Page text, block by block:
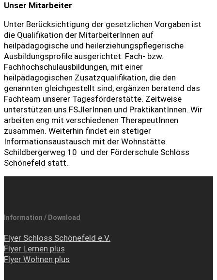
Unser Mitarbeiter
Unter Berücksichtigung der gesetzlichen Vorgaben ist
die Qualifikation der MitarbeiterInnen auf
heilpädagogische und heilerziehungspflegerische
Ausbildungsprofile ausgerichtet. Fach- bzw.
Fachhochschulausbildungen, mit einer
heilpädagogischen Zusatzqualifikation, die den
genannten gleichgestellt sind, ergänzen beratend das
Fachteam unserer Tagesförderstätte. Zeitweise
unterstützen uns FSJlerInnen und PraktikantInnen. Wir
arbeiten eng mit verschiedenen TherapeutInnen
zusammen. Weiterhin findet ein stetiger
Informationsaustausch mit der Wohnstätte
Schildbergerweg 10 und der Förderschule Schloss
Schönefeld statt.
Information / Download
Flyer Schloss Schönefeld e.V.
Flyer Lernen plus
Flyer Wohnen plus